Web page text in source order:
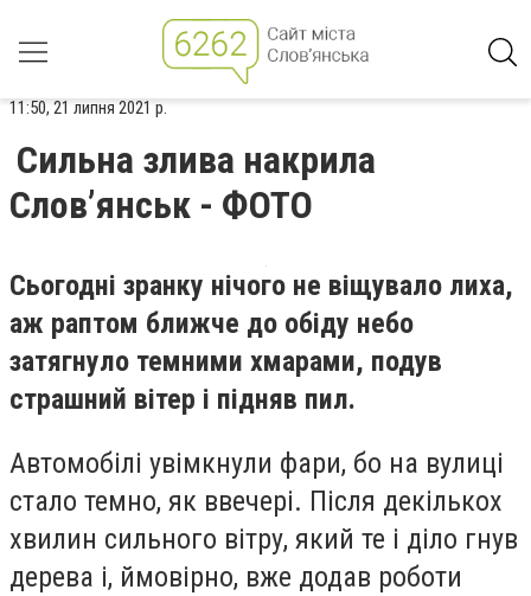
11:50, 21 липня 2021 р.
Сильна злива накрила
Слов’янськ - ФОТО
Сьогодні зранку нічого не віщувало лиха,
аж раптом ближче до обіду небо
затягнуло темними хмарами, подув
страшний вітер і підняв пил.
Автомобілі увімкнули фари, бо на вулиці
стало темно, як ввечері. Після декількох
хвилин сильного вітру, який те і діло гнув
дерева і, ймовірно, вже додав роботи